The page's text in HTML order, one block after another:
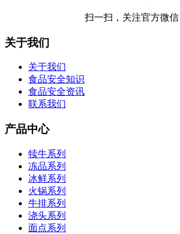
扫一扫，关注官方微信
关于我们
关于我们
食品安全知识
食品安全资讯
联系我们
产品中心
犊牛系列
冻品系列
冰鲜系列
火锅系列
牛排系列
浇头系列
面点系列